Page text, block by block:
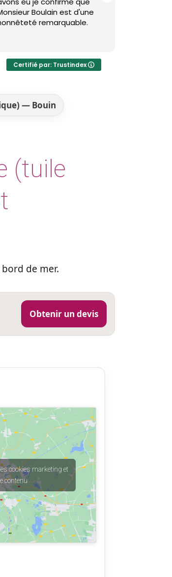
Boulain est d'une
remarquable.
Certifié par: Trustindex
— Bouin
(tuile
de mer.
Obtenir un devis
cookies marketing et
contenu